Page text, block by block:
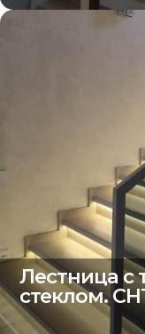
Лестница с
стеклом.